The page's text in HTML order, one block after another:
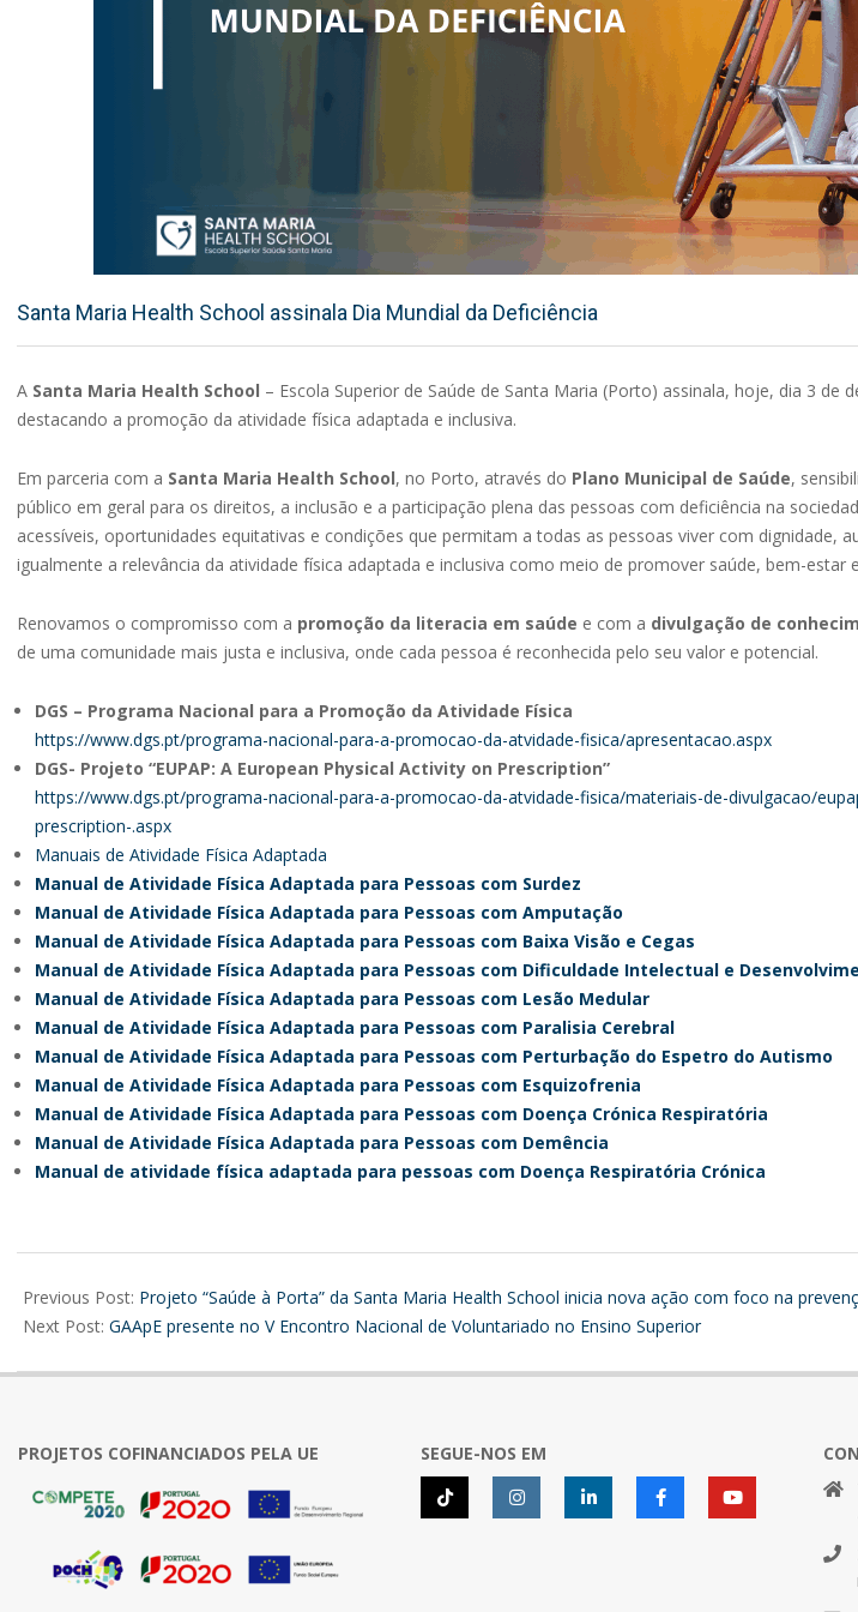
Santa Maria Health School assinala Dia Mundial da Deficiência
A Santa Maria Health School – Escola Superior de Saúde de Santa Maria (Porto) assinala, hoje, dia 3 de
destacando a promoção da atividade física adaptada e inclusiva.
Em parceria com a Santa Maria Health School, no Porto, através do Plano Municipal de Saúde,
público em geral para os direitos, a inclusão e a participação plena das pessoas com deficiência na
acessíveis, oportunidades equitativas e condições que permitam a todas as pessoas viver com dignidade,
igualmente a relevância da atividade física adaptada e inclusiva como meio de promover saúde, bem-estar
Renovamos o compromisso com a promoção da literacia em saúde e com a divulgação de
de uma comunidade mais justa e inclusiva, onde cada pessoa é reconhecida pelo seu valor e potencial.
DGS – Programa Nacional para a Promoção da Atividade Física
https://www.dgs.pt/programa-nacional-para-a-promocao-da-atvidade-fisica/apresentacao.aspx
DGS- Projeto “EUPAP: A European Physical Activity on Prescription”
https://www.dgs.pt/programa-nacional-para-a-promocao-da-atvidade-fisica/materiais-de-divulgacao/
prescription-.aspx
Manuais de Atividade Física Adaptada
Manual de Atividade Física Adaptada para Pessoas com Surdez
Manual de Atividade Física Adaptada para Pessoas com Amputação
Manual de Atividade Física Adaptada para Pessoas com Baixa Visão e Cegas
Manual de Atividade Física Adaptada para Pessoas com Dificuldade Intelectual e
Manual de Atividade Física Adaptada para Pessoas com Lesão Medular
Manual de Atividade Física Adaptada para Pessoas com Paralisia Cerebral
Manual de Atividade Física Adaptada para Pessoas com Perturbação do Espetro do Autismo
Manual de Atividade Física Adaptada para Pessoas com Esquizofrenia
Manual de Atividade Física Adaptada para Pessoas com Doença Crónica Respiratória
Manual de Atividade Física Adaptada para Pessoas com Demência
Manual de atividade física adaptada para pessoas com Doença Respiratória Crónica
12-
03
Previous Post: Projeto “Saúde à Porta” da Santa Maria Health School inicia nova ação com foco na
Next Post: GAApE presente no V Encontro Nacional de Voluntariado no Ensino Superior
PROJETOS COFINANCIADOS PELA UE SEGUE-NOS EM